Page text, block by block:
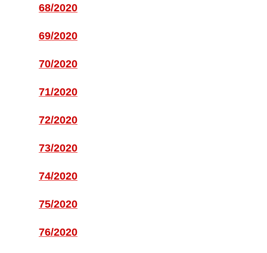
68/2020
69/2020
70/2020
71/2020
72/2020
73/2020
74/2020
75/2020
76/2020